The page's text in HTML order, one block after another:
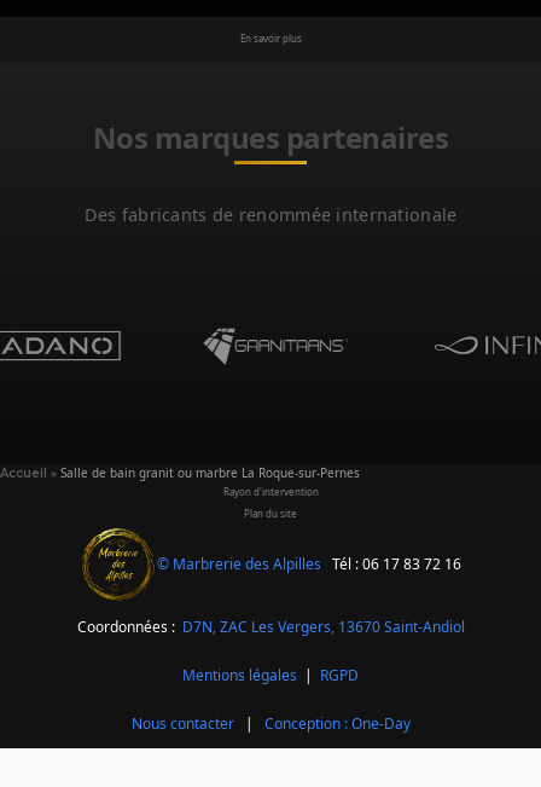
En savoir plus
Nos marques partenaires
Des fabricants de renommée internationale
Accueil » Salle de bain granit ou marbre La Roque-sur-Pernes
Rayon d'intervention
Plan du site
© Marbrerie des Alpilles Tél : 06 17 83 72 16
Coordonnées : D7N, ZAC Les Vergers, 13670 Saint-Andiol
Mentions légales | RGPD
Nous contacter| Conception : One-Day